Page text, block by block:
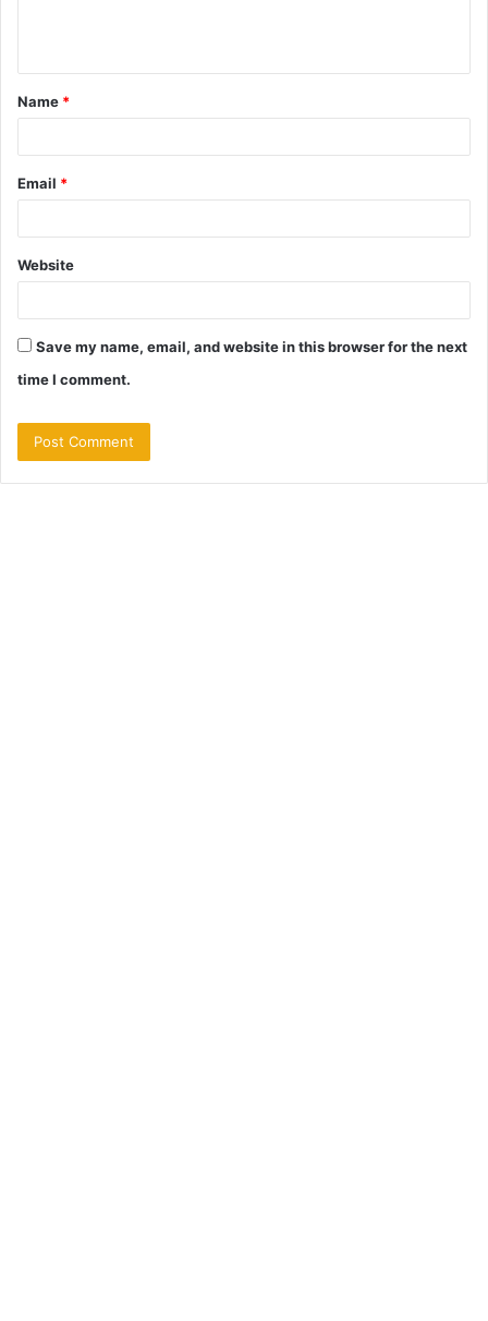
t
*
Name *
Email *
Website
Save my name, email, and website in this browser for the next
time I comment.